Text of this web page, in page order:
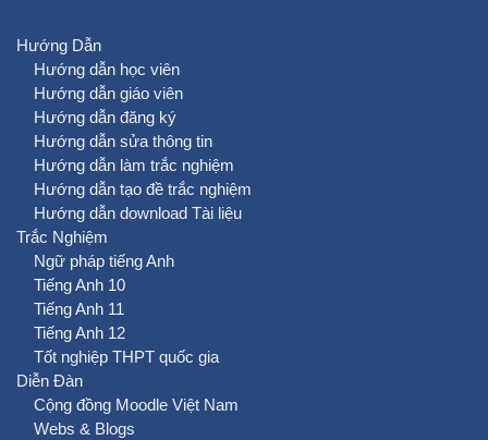
Hướng Dẫn
Hướng dẫn học viên
Hướng dẫn giáo viên
Hướng dẫn đăng ký
Hướng dẫn sửa thông tin
Hướng dẫn làm trắc nghiệm
Hướng dẫn tạo đề trắc nghiệm
Hướng dẫn download Tài liệu
Trắc Nghiệm
Ngữ pháp tiếng Anh
Tiếng Anh 10
Tiếng Anh 11
Tiếng Anh 12
Tốt nghiệp THPT quốc gia
Diễn Đàn
Cộng đồng Moodle Việt Nam
Webs & Blogs